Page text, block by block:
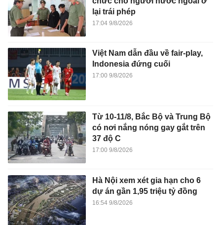
lại trái phép
17:04 9/8/2026
Việt Nam dẫn đầu về fair-play,
Indonesia đứng cuối
17:00 9/8/2026
Từ 10-11/8, Bắc Bộ và Trung Bộ
có nơi nắng nóng gay gắt trên
37 độ C
17:00 9/8/2026
Hà Nội xem xét gia hạn cho 6
dự án gần 1,95 triệu tỷ đồng
16:54 9/8/2026